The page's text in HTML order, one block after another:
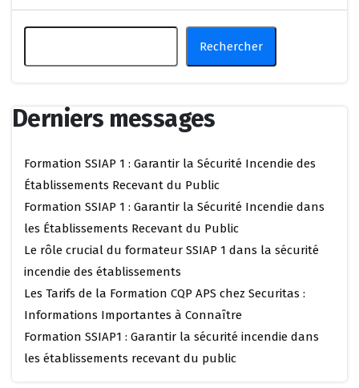
Rechercher
Derniers messages
Formation SSIAP 1 : Garantir la Sécurité Incendie des
Établissements Recevant du Public
Formation SSIAP 1 : Garantir la Sécurité Incendie dans
les Établissements Recevant du Public
Le rôle crucial du formateur SSIAP 1 dans la sécurité
incendie des établissements
Les Tarifs de la Formation CQP APS chez Securitas :
Informations Importantes à Connaître
Formation SSIAP1 : Garantir la sécurité incendie dans
les établissements recevant du public